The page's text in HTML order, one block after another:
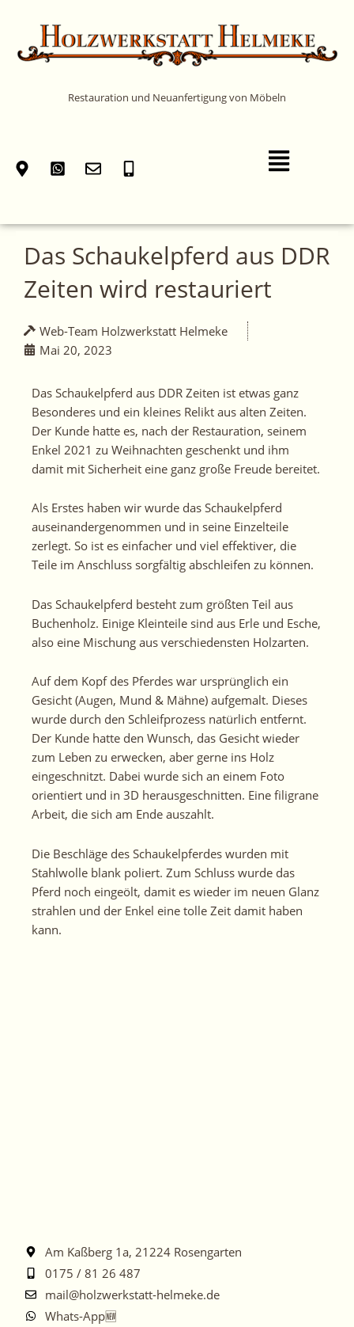
springen
Restauration und Neuanfertigung von Möbeln
Main
Menu
Das Schaukelpferd aus DDR
Zeiten wird restauriert
Web-Team Holzwerkstatt Helmeke
Mai 20, 2023
Das Schaukelpferd aus DDR Zeiten ist etwas ganz
Besonderes und ein kleines Relikt aus alten Zeiten.
Der Kunde hatte es, nach der Restauration, seinem
Enkel 2021 zu Weihnachten geschenkt und ihm
damit mit Sicherheit eine ganz große Freude bereitet.
Als Erstes haben wir wurde das Schaukelpferd
auseinandergenommen und in seine Einzelteile
zerlegt. So ist es einfacher und viel effektiver, die
Teile im Anschluss sorgfältig abschleifen zu können.
Das Schaukelpferd besteht zum größten Teil aus
Buchenholz. Einige Kleinteile sind aus Erle und Esche,
also eine Mischung aus verschiedensten Holzarten.
Auf dem Kopf des Pferdes war ursprünglich ein
Gesicht (Augen, Mund & Mähne) aufgemalt. Dieses
wurde durch den Schleifprozess natürlich entfernt.
Der Kunde hatte den Wunsch, das Gesicht wieder
zum Leben zu erwecken, aber gerne ins Holz
eingeschnitzt. Dabei wurde sich an einem Foto
orientiert und in 3D herausgeschnitten. Eine filigrane
Arbeit, die sich am Ende auszahlt.
Die Beschläge des Schaukelpferdes wurden mit
Stahlwolle blank poliert. Zum Schluss wurde das
Pferd noch eingeölt, damit es wieder im neuen Glanz
strahlen und der Enkel eine tolle Zeit damit haben
kann.
Am Kaßberg 1a, 21224 Rosengarten
0175 / 81 26 487
mail@holzwerkstatt-helmeke.de
Whats-App🆕